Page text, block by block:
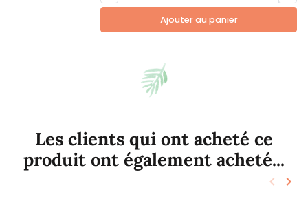
Ajouter au panier
Les clients qui ont acheté ce
produit ont également acheté...
keyboard_arrow_left keyboard_arrow_right